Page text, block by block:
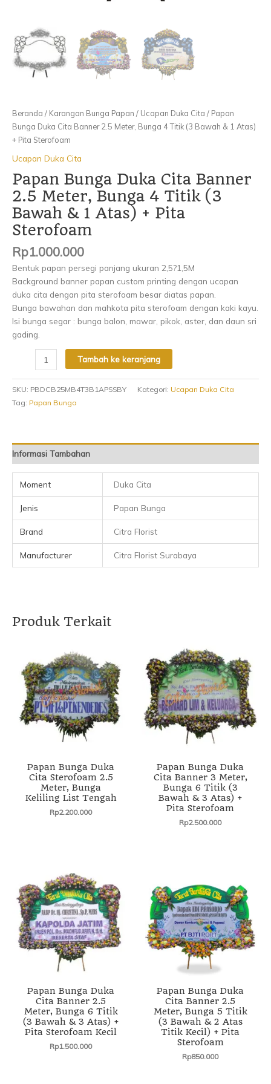
Beranda / Karangan Bunga Papan / Ucapan Duka Cita / Papan
Bunga Duka Cita Banner 2.5 Meter, Bunga 4 Titik (3 Bawah & 1 Atas)
+ Pita Sterofoam
Ucapan Duka Cita
Papan Bunga Duka Cita Banner
2.5 Meter, Bunga 4 Titik (3
Bawah & 1 Atas) + Pita
Sterofoam
Rp1.000.000
Bentuk papan persegi panjang ukuran 2,5?1,5M
Background banner papan custom printing dengan ucapan
duka cita dengan pita sterofoam besar diatas papan.
Bunga bawahan dan mahkota pita sterofoam dengan kaki kayu.
Isi bunga segar : bunga balon, mawar, pikok, aster, dan daun sri
gading.
Pita
Sterofoam
Tambah ke keranjang
SKU: PBDCB25MB4T3B1APSSBY Kategori: Ucapan Duka Cita
Tag: Papan Bunga
Informasi Tambahan
Moment Duka Cita
Jenis Papan Bunga
Brand Citra Florist
Manufacturer Citra Florist Surabaya
Produk Terkait
Papan Bunga Duka
Cita Sterofoam 2.5
Meter, Bunga
Keliling List Tengah
Rp2.200.000
Papan Bunga Duka
Cita Banner 3 Meter,
Bunga 6 Titik (3
Bawah & 3 Atas) +
Pita Sterofoam
Rp2.500.000
Papan Bunga Duka
Cita Banner 2.5
Meter, Bunga 6 Titik
(3 Bawah & 3 Atas) +
Pita Sterofoam Kecil
Rp1.500.000
Papan Bunga Duka
Cita Banner 2.5
Meter, Bunga 5 Titik
(3 Bawah & 2 Atas
Titik Kecil) + Pita
Sterofoam
Rp850.000